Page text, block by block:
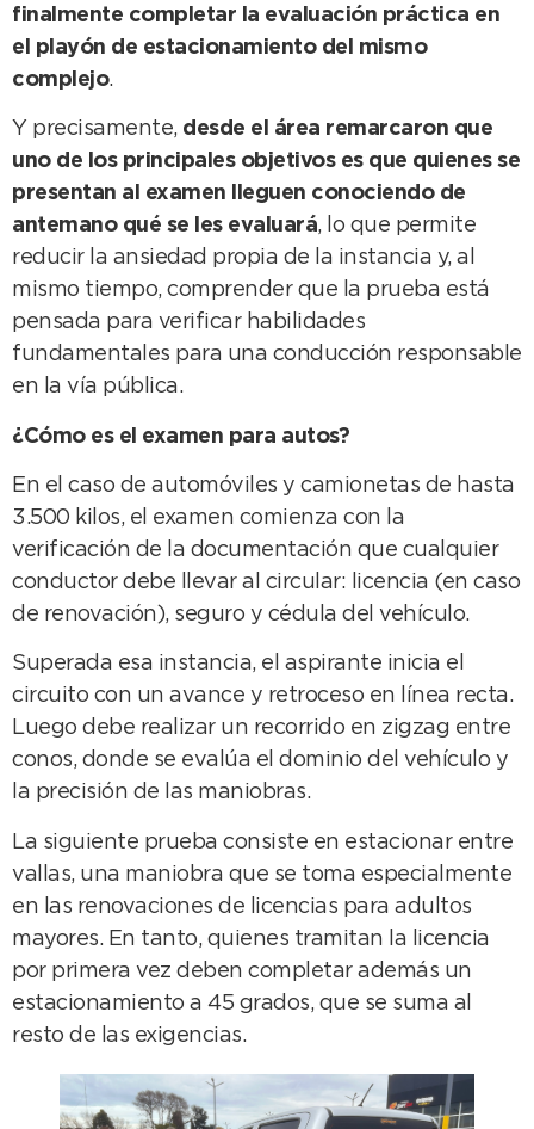
finalmente completar la evaluación práctica en
el playón de estacionamiento del mismo
complejo.
Y precisamente, desde el área remarcaron que
uno de los principales objetivos es que quienes se
presentan al examen lleguen conociendo de
antemano qué se les evaluará, lo que permite
reducir la ansiedad propia de la instancia y, al
mismo tiempo, comprender que la prueba está
pensada para verificar habilidades
fundamentales para una conducción responsable
en la vía pública.
¿Cómo es el examen para autos?
En el caso de automóviles y camionetas de hasta
3.500 kilos, el examen comienza con la
verificación de la documentación que cualquier
conductor debe llevar al circular: licencia (en caso
de renovación), seguro y cédula del vehículo.
Superada esa instancia, el aspirante inicia el
circuito con un avance y retroceso en línea recta.
Luego debe realizar un recorrido en zigzag entre
conos, donde se evalúa el dominio del vehículo y
la precisión de las maniobras.
La siguiente prueba consiste en estacionar entre
vallas, una maniobra que se toma especialmente
en las renovaciones de licencias para adultos
mayores. En tanto, quienes tramitan la licencia
por primera vez deben completar además un
estacionamiento a 45 grados, que se suma al
resto de las exigencias.